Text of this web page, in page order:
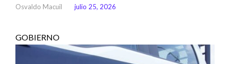
Osvaldo Macuil julio 25, 2026
GOBIERNO